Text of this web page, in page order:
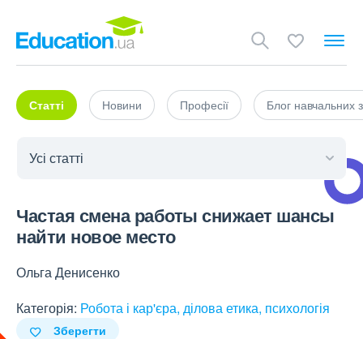
Статті Новини Професії Блог навчальних
Частая смена работы снижает шансы
найти новое место
Ольга Денисенко
Категорія: Робота і кар'єра, ділова етика, психологія
Зберегти